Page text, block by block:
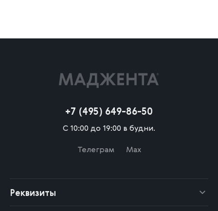
+7 (495) 649-86-50
С 10:00 до 19:00 в будни.
Телеграм
Max
Реквизиты